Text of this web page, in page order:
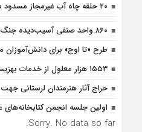
۲۰ حلقه چاه آب غیرمجاز مسدود شد
۸۶۰ واحد صنفی آسیب‌دیده جنگ، تسهیلات دریافت می‌کنند
طرح «تا اوج» برای دانش‌آموزان
۱۵۵۳ هزار معلول از خدمات بهزیستی استفاده می کنند
حراج آثار هنرمندان لرستانی
اولین جلسه انجمن
Sorry. No data so far.